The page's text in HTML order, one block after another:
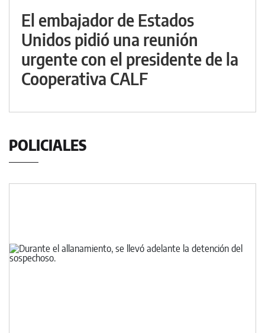
El embajador de Estados
Unidos pidió una reunión
urgente con el presidente de la
Cooperativa CALF
POLICIALES